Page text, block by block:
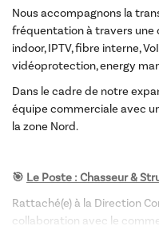
Nous accompagnons la
fréquentation à travers une
indoor, IPTV, fibre interne,
vidéoprotection, energy
Dans le cadre de notre
équipe commerciale avec
la zone Nord.
🎯 Le Poste : Chasseur &
Rattaché(e) à la Direction
collaboration avec le